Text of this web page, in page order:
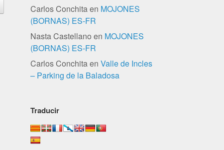
Carlos Conchitaen MOJONES
(BORNAS) ES-FR
Nasta Castellano en MOJONES
(BORNAS) ES-FR
Carlos ConchitaenValle de Incles
– Parking de la Baladosa
Traducir